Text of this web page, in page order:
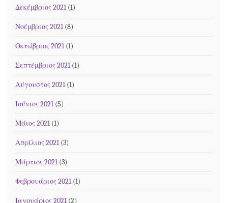
Δεκέμβριος 2021 (1)
Νοέμβριος 2021 (8)
Οκτώβριος 2021 (1)
Σεπτέμβριος 2021 (1)
Αύγουστος 2021 (1)
Ιούνιος 2021 (5)
Μάιος 2021 (1)
Απρίλιος 2021 (3)
Μάρτιος 2021 (3)
Φεβρουάριος 2021 (1)
Ιανουάριος 2021 (2)